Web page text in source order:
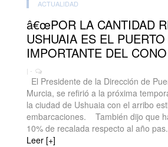
ACTUALIDAD
â€œPOR LA CANTIDAD
USHUAIA ES EL PUERTO
IMPORTANTE DEL CONO
| -
El Presidente de la Dirección de
Murcia, se refirió a la próxima
la ciudad de Ushuaia con el arribo
embarcaciones. También dijo que
10% de recalada respecto al año
Leer [+]